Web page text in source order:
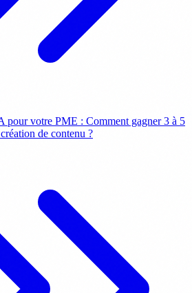
pour votre PME : Comment gagner 3 à 5
de contenu ?